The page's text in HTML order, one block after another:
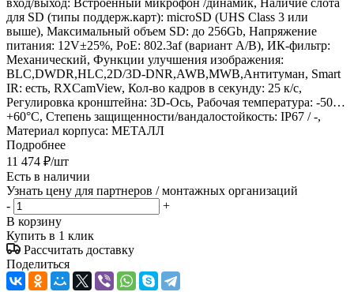
для SD (типы поддерж.карт): microSD (UHS Class 3 или
выше), Максимальный объем SD: до 256Gb, Напряжение
питания: 12V±25%, PoE: 802.3af (вариант А/В), ИК-фильтр:
Механический, Функции улучшения изображения:
BLC,DWDR,HLC,2D/3D-DNR,AWB,MWB,Антитуман, Smart
IR: есть, RXCamView, Кол-во кадров в секунду: 25 к/с,
Регулировка кронштейна: 3D-Ось, Рабочая температура: -50…
+60°С, Степень защищенности/вандалостойкость: IP67 / -,
Материал корпуса: МЕТАЛЛ
Подробнее
11 474 ₽/шт
Есть в наличии
Узнать цену для партнеров / монтажных организаций
-
+
В корзину
Купить в 1 клик
Рассчитать доставку
Поделиться